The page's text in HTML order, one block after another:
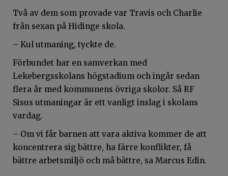
Två av dem som provade var Travis och Charlie
från sexan på Hidinge skola.
– Kul utmaning, tyckte de.
Förbundet har en samverkan med
Lekebergsskolans högstadium och ingår sedan
flera år med kommunens övriga skolor. Så RF
Sisus utmaningar är ett vanligt inslag i skolans
vardag.
– Om vi får barnen att vara aktiva kommer de att
koncentrera sig bättre, ha färre konflikter, få
bättre arbetsmiljö och må bättre, sa Marcus Edin.